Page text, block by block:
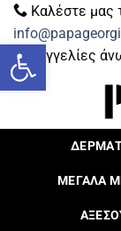
Ανοίξτε τη γραμμή
Καλέστε μας
παραγγελίες
ΜΕΓΑΛΑ